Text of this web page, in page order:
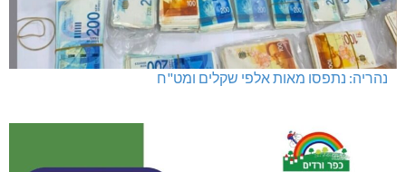
נהריה: נתפסו מאות אלפי שקלים ומט"ח